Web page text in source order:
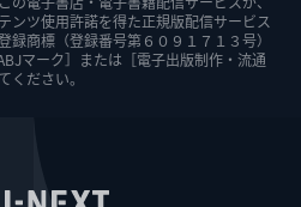
ンツ使用許諾を得た正規版配信サービス
録商標（登録番号第６０９１７１３号）
マーク］または［電子出版制作・流通
ください。